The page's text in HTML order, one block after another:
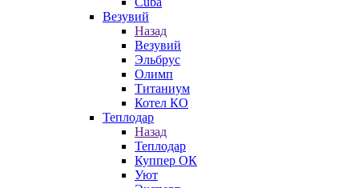
Везувий
Назад
Везувий
Эльбрус
Олимп
Титаниум
Котел КО
Теплодар
Назад
Теплодар
Куппер ОК
Уют